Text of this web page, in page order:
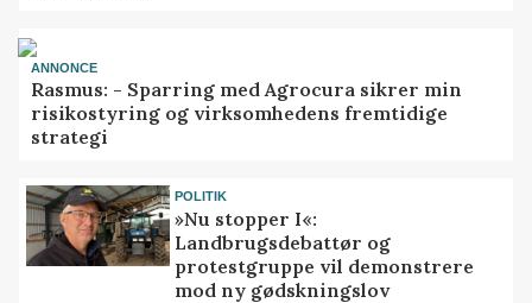
ANNONCE
Rasmus: - Sparring med Agrocura sikrer min
risikostyring og virksomhedens fremtidige
strategi
POLITIK
»Nu stopper I«:
Landbrugsdebattør og
protestgruppe vil demonstrere
mod ny gødskningslov